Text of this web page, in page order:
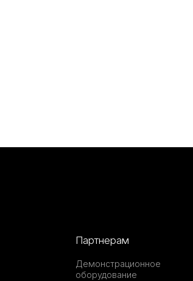
Партнерам
Демонстрационное
оборудование